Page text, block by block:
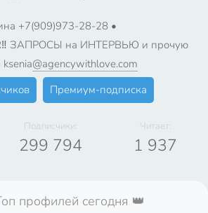
+7(909)973-28-28 •
ЗАПРОСЫ на ИНТЕРВЬЮ и прочую
@agencywithlove.com
Премиум-подписка
Подписчики:
299 794
Читает:
1 937
профилей сегодня 👑